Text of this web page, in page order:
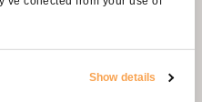
Show details
è invitato a consultare
si riserva il diritto di